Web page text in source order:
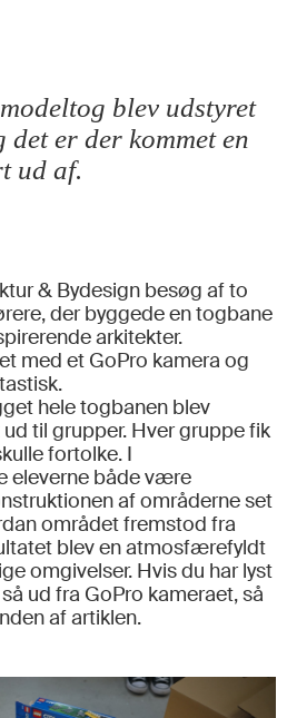
blev udstyret
det er der kommet en
ud af.
& Bydesign besøg af to
der byggede en togbane
arkitekter.
med et GoPro kamera og
hele togbanen blev
til grupper. Hver gruppe fik
fortolke. I
eleverne både være
af områderne set
området fremstod fra
blev en atmosfærefyldt
omgivelser. Hvis du har lyst
ud fra GoPro kameraet, så
af artiklen.